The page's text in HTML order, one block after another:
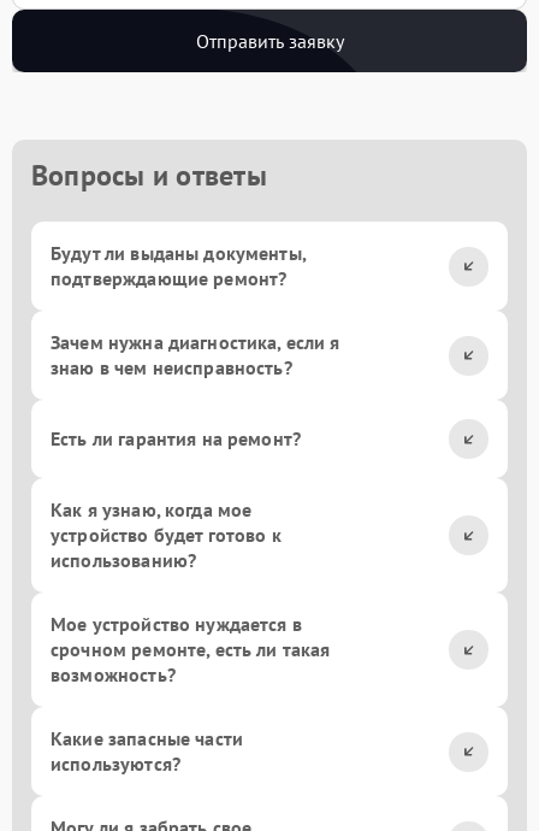
Отправить заявку
Вопросы и ответы
Будут ли выданы документы,
подтверждающие ремонт?
Зачем нужна диагностика, если я
знаю в чем неисправность?
Есть ли гарантия на ремонт?
Как я узнаю, когда мое
устройство будет готово к
использованию?
Мое устройство нуждается в
срочном ремонте, есть ли такая
возможность?
Какие запасные части
используются?